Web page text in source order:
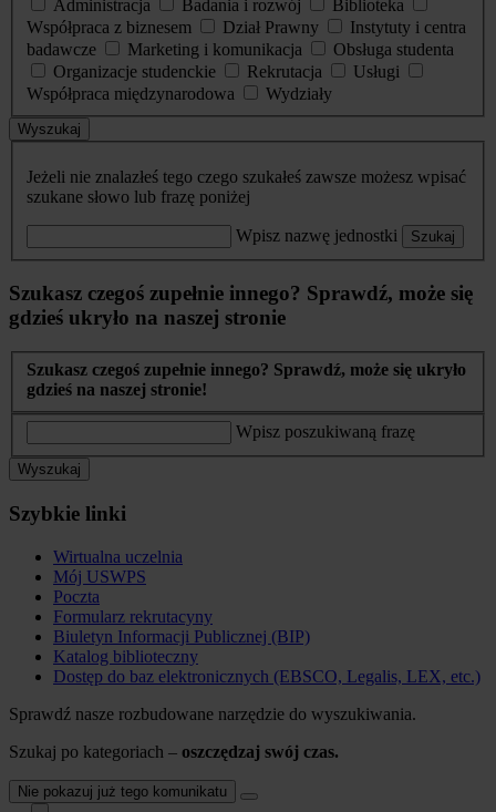
Administracja
Badania i rozwój
Biblioteka
Współpraca z biznesem
Dział Prawny
Instytuty i centra
badawcze
Marketing i komunikacja
Obsługa studenta
Organizacje studenckie
Rekrutacja
Usługi
Współpraca międzynarodowa
Wydziały
Wyszukaj
Jeżeli nie znalazłeś tego czego szukałeś zawsze możesz wpisać
szukane słowo lub frazę poniżej
Wpisz nazwę jednostki Szukaj
Szukasz czegoś zupełnie innego? Sprawdź, może się
gdzieś ukryło na naszej stronie
Szukasz czegoś zupełnie innego? Sprawdź, może się ukryło
gdzieś na naszej stronie!
Wpisz poszukiwaną frazę
Wyszukaj
Szybkie linki
Wirtualna uczelnia
Mój USWPS
Poczta
Formularz rekrutacyny
Biuletyn Informacji Publicznej (BIP)
Katalog biblioteczny
Dostęp do baz elektronicznych (EBSCO, Legalis, LEX, etc.)
Sprawdź nasze rozbudowane narzędzie do wyszukiwania.
Szukaj po kategoriach – oszczędzaj swój czas.
Nie pokazuj już tego komunikatu